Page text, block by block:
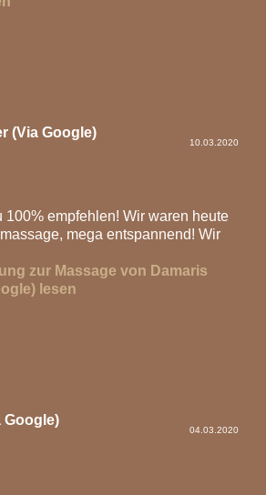
(Via Google)
10.03.2020
100% empfehlen! Wir waren heute
mega entspannend! Wir
zur Massage von Damaris
lesen
Google)
04.03.2020